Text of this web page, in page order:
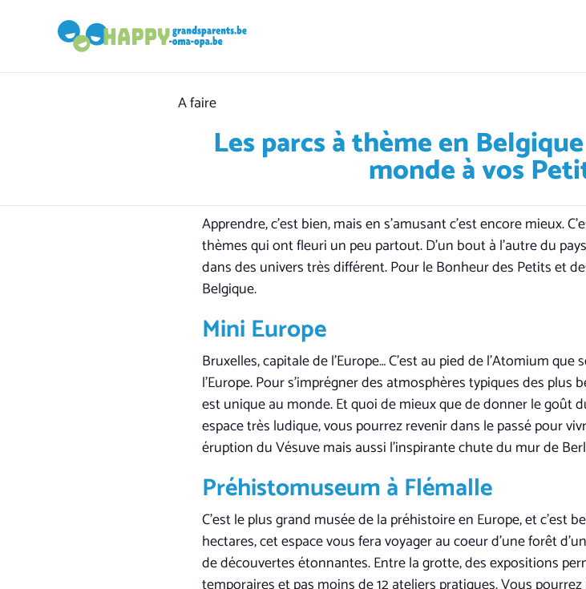
Les parcs à thème en
monde à vos
Category
A faire
Apprendre, c’est bien, mais en s’amusant c’est encore mieux.
thèmes qui ont fleuri un peu partout. D’un bout à l’autre du
dans des univers très différent. Pour le Bonheur des Petits et
Belgique.
Mini Europe
Bruxelles, capitale de l’Europe… C’est au pied de l’Atomium
l’Europe. Pour s’imprégner des atmosphères typiques des plus
est unique au monde. Et quoi de mieux que de donner le goût
espace très ludique, vous pourrez revenir dans le passé pour
éruption du Vésuve mais aussi l’inspirante chute du mur de
Préhistomuseum à Flémalle
C’est le plus grand musée de la préhistoire en Europe, et c’est
hectares, cet espace vous fera voyager au coeur d’une forêt
de découvertes étonnantes. Entre la grotte, des expositions